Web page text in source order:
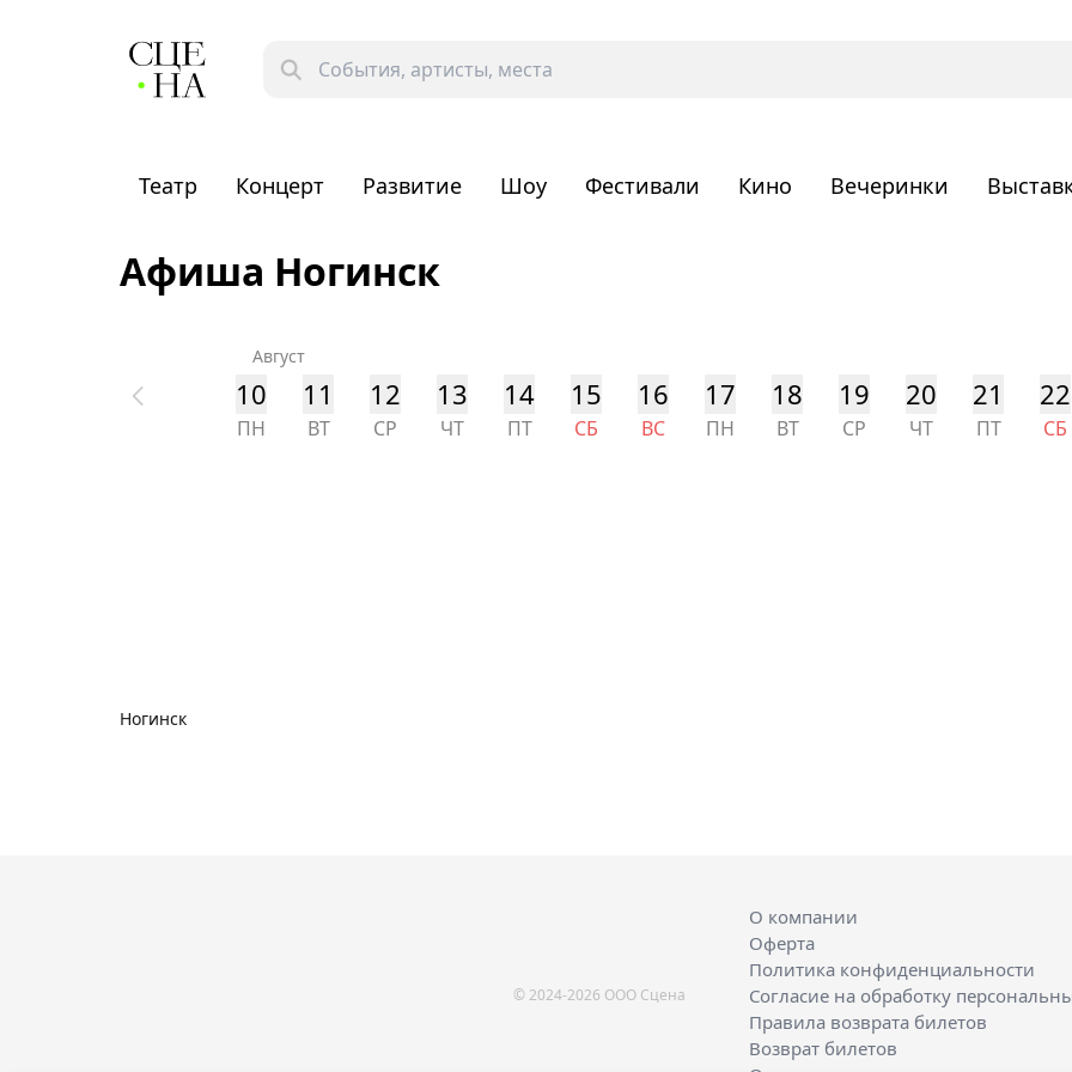
Театр Концерт Развитие Шоу Фестивали Кино Вечеринки
Афиша Ногинск
Август
10
ПН
11
ВТ
12
СР
13
ЧТ
14
ПТ
15
СБ
16
ВС
17
ПН
18
ВТ
19
СР
20
ЧТ
21
ПТ
22
СБ
Ногинск
О компании
Оферта
Политика конфиденциальности
Согласие на обработку
Правила возврата билетов
Возврат билетов
© 2024-2026 ООО Сцена